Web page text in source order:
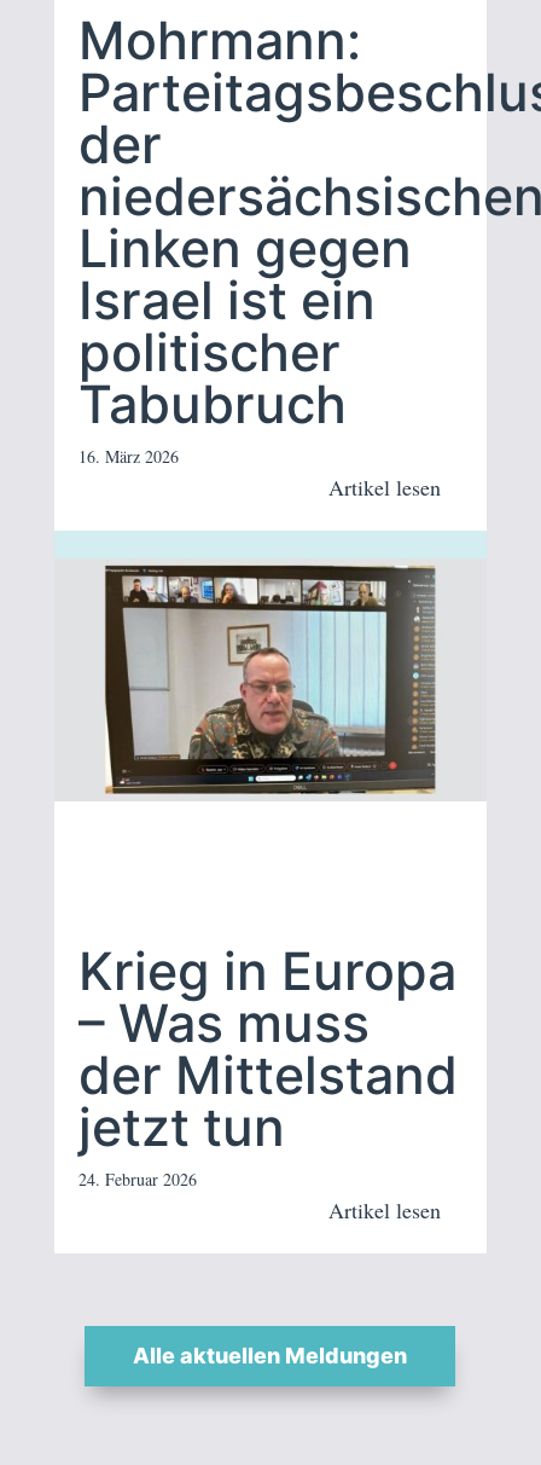
Mohrmann:
der
Linken gegen
Israel ist ein
politischer
Tabubruch
16. März 2026
Artikel lesen
Krieg in Europa
– Was muss
der Mittelstand
jetzt tun
24. Februar 2026
Artikel lesen
Alle aktuellen Meldungen